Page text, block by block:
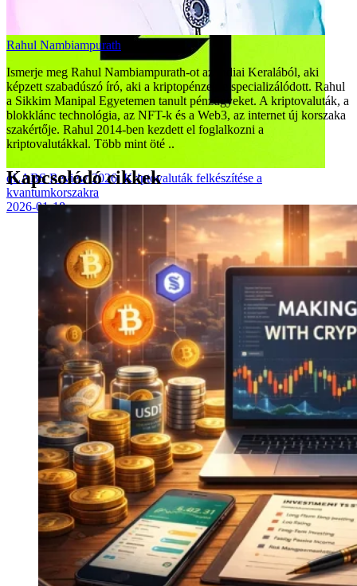
qLABS Review 2026: Kriptovaluták felkészítése a
kvantumkorszakra
2026-01-18
Rahul Nambiampurath
Ismerje meg Rahul Nambiampurath-ot az indiai Keralából, aki
képzett szabadúszó író, aki a kriptopénzekre specializálódott. Rahul
a Sikkim Manipal Egyetemen tanult pénzügyeket. A kriptovaluták, a
blokklánc technológia, az NFT-k és a Web3, az internet új korszaka
szakértője. Rahul 2014-ben kezdett el foglalkozni a
kriptovalutákkal. Több mint öté ..
Kapcsolódó cikkek